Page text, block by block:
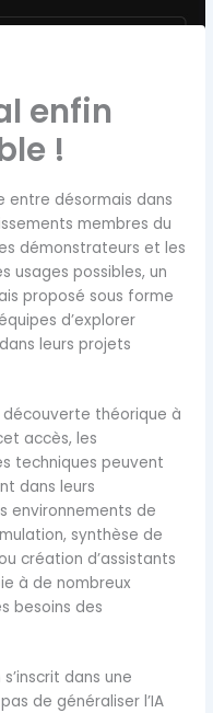
enfin
!
entre désormais dans
membres du
démonstrateurs et les
usages possibles, un
proposé sous forme
d’explorer
leurs projets
découverte théorique à
accès, les
techniques peuvent
dans leurs
environnements de
synthèse de
création d’assistants
à de nombreux
besoins des
dans une
de généraliser l’IA